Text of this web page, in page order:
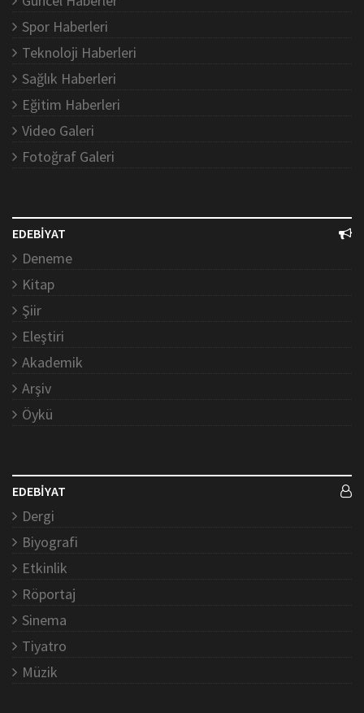
Spor Haberleri
Teknoloji Haberleri
Sağlık Haberleri
Eğitim Haberleri
Video Galeri
Fotoğraf Galeri
EDEBİYAT
Deneme
Kitap
Şiir
Eleştiri
Akademik
Arşiv
Öykü
EDEBİYAT
Dergi
Biyografi
Etkinlik
Röportaj
Sinema
Tiyatro
Müzik